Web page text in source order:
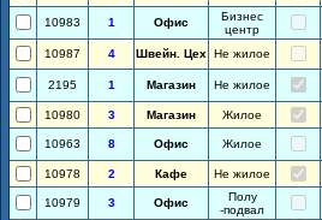
10983 1 Офис
Бизнес
центр
10987 4 Швейн. Цех Не жилое
2195 1 Магазин Не жилое
10980 3 Магазин Жилое
10963 8 Офис Жилое
10978 2 Кафе Не жилое
10979 3 Офис
Полу
-подвал